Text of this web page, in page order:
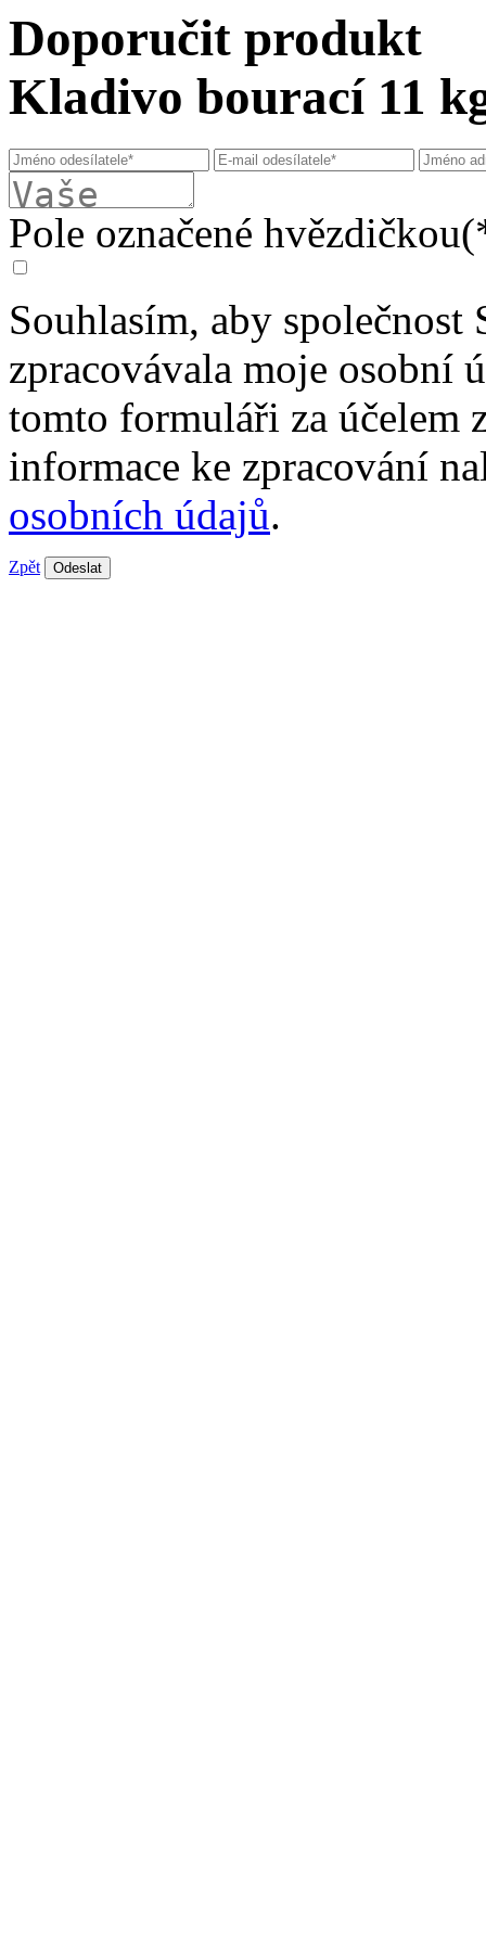
Doporučit produkt
Kladivo bourací 11
Pole označené
Souhlasím, aby společnost
zpracovávala moje osobní
tomto formuláři za účelem
informace ke zpracování
osobních údajů.
Zpět Odeslat